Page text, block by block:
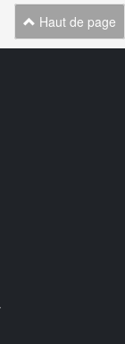
Haut de page